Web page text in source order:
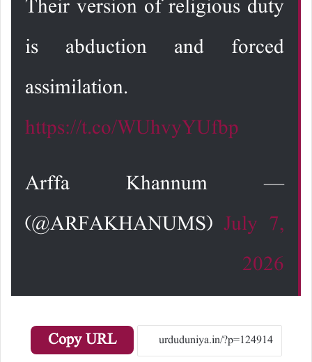
Their version of religious duty
is abduction and forced
assimilation.
https://t.co/WUhvyYUfbp
— Arffa Khannum
(@ARFAKHANUMS) July 7,
2026
Copy URL